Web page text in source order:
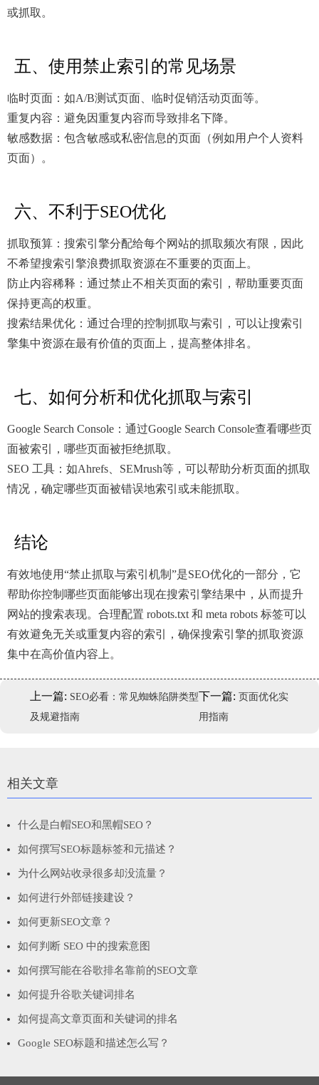
或抓取。
五、使用禁止索引的常见场景
临时页面：如A/B测试页面、临时促销活动页面等。
重复内容：避免因重复内容而导致排名下降。
敏感数据：包含敏感或私密信息的页面（例如用户个人资料
页面）。
六、不利于SEO优化
抓取预算：搜索引擎分配给每个网站的抓取频次有限，因此
不希望搜索引擎浪费抓取资源在不重要的页面上。
防止内容稀释：通过禁止不相关页面的索引，帮助重要页面
保持更高的权重。
搜索结果优化：通过合理的控制抓取与索引，可以让搜索引
擎集中资源在最有价值的页面上，提高整体排名。
七、如何分析和优化抓取与索引
Google Search Console：通过Google Search Console查看哪些页
面被索引，哪些页面被拒绝抓取。
SEO 工具：如Ahrefs、SEMrush等，可以帮助分析页面的抓取
情况，确定哪些页面被错误地索引或未能抓取。
结论
有效地使用“禁止抓取与索引机制”是SEO优化的一部分，它
帮助你控制哪些页面能够出现在搜索引擎结果中，从而提升
网站的搜索表现。合理配置 robots.txt 和 meta robots 标签可以
有效避免无关或重复内容的索引，确保搜索引擎的抓取资源
集中在高价值内容上。
上一篇: SEO必看：常见蜘蛛陷阱类型
及规避指南
下一篇:页面优化实
用指南
相关文章
什么是白帽SEO和黑帽SEO？
如何撰写SEO标题标签和元描述？
为什么网站收录很多却没流量？
如何进行外部链接建设？
如何更新SEO文章？
如何判断 SEO 中的搜索意图
如何撰写能在谷歌排名靠前的SEO文章
如何提升谷歌关键词排名
如何提高文章页面和关键词的排名
Google SEO标题和描述怎么写？